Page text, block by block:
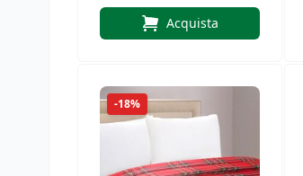
Acquista
-18%